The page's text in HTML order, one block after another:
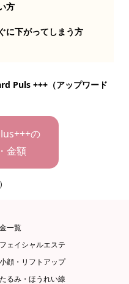
方
に下がってしまう方
Puls +++（アップワード
の
金額
一覧
フェイシャルエステ
小顔・リフトアップ
たるみ・ほうれい線